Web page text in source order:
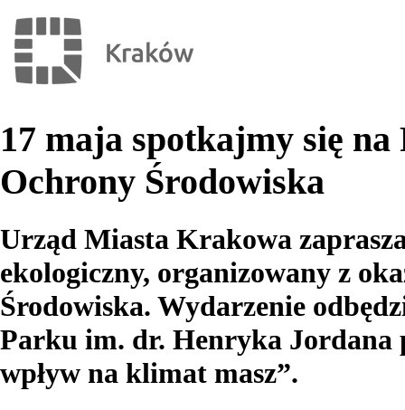
17 maja spotkajmy się
Ochrony Środowiska
Urząd Miasta Krakowa
ekologiczny, organizowany z
Środowiska. Wydarzenie
Parku im. dr. Henryka Jordana
wpływ na klimat masz”.